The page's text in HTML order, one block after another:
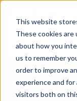
This website
These cookies
about how you
us to remember
order to improve
experience and
visitors both on